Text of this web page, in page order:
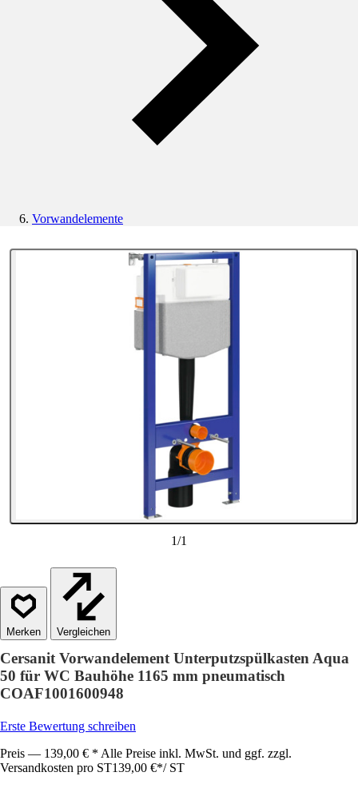
Vorwandelemente
1/1
Vergleichen
Cersanit Vorwandelement Unterputzspülkasten Aqua
50 für WC Bauhöhe 1165 mm pneumatisch
COAF1001600948
Erste Bewertung schreiben
Preis — 139,00 € * Alle Preise inkl. MwSt. und ggf. zzgl.
Versandkosten pro ST139,00 €*/ ST